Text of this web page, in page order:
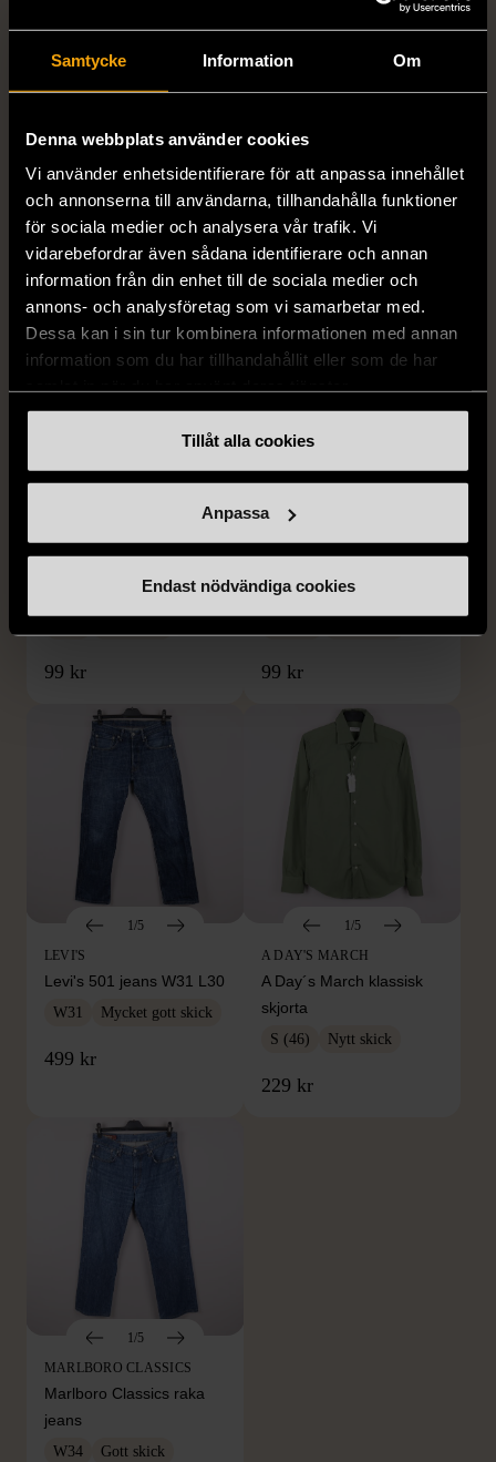
Samtycke Information Om
Denna webbplats använder cookies
Vi använder enhetsidentifierare för att anpassa innehållet
och annonserna till användarna, tillhandahålla funktioner
för sociala medier och analysera vår trafik. Vi
vidarebefordrar även sådana identifierare och annan
information från din enhet till de sociala medier och
annons- och analysföretag som vi samarbetar med.
Dessa kan i sin tur kombinera informationen med annan
information som du har tillhandahållit eller som de har
Tillåt alla cookies
Anpassa
Endast nödvändiga cookies
1/5
East West vit piké tröja i
frotté med klassisk krage
S (46) Nytt skick
199 kr
1/5
sportjacka med huva
L (50) Gott skick
359 kr
RIVER ISLAND
ljusblå shorts W30
99 kr
RILEY
öppen krage
99 kr
1/5
LEVI'S
Levi's 501 jeans W31 L30
W31 Mycket gott skick
499 kr
1/5
A DAY'S MARCH
A Day´s March klassisk
skjorta
S (46) Nytt skick
229 kr
1/5
MARLBORO CLASSICS
Marlboro Classics raka
jeans
W34 Gott skick